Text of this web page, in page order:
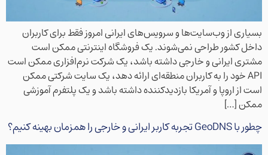
بسیاری از وب‌سایت‌ها و سرویس‌های ایرانی امروز فقط برای کاربران
داخل کشور طراحی نمی‌شوند. یک فروشگاه اینترنتی ممکن است
مشتری ایرانی و خارجی داشته باشد، یک شرکت نرم‌افزاری ممکن است
API خود را به کاربران منطقه‌ای ارائه دهد، یک سایت شرکتی ممکن
است از اروپا و آمریکا بازدیدکننده داشته باشد و یک پلتفرم آموزشی
ممکن […]
چطور با GeoDNS تجربه کاربر ایرانی و خارجی را همزمان بهینه کنیم؟